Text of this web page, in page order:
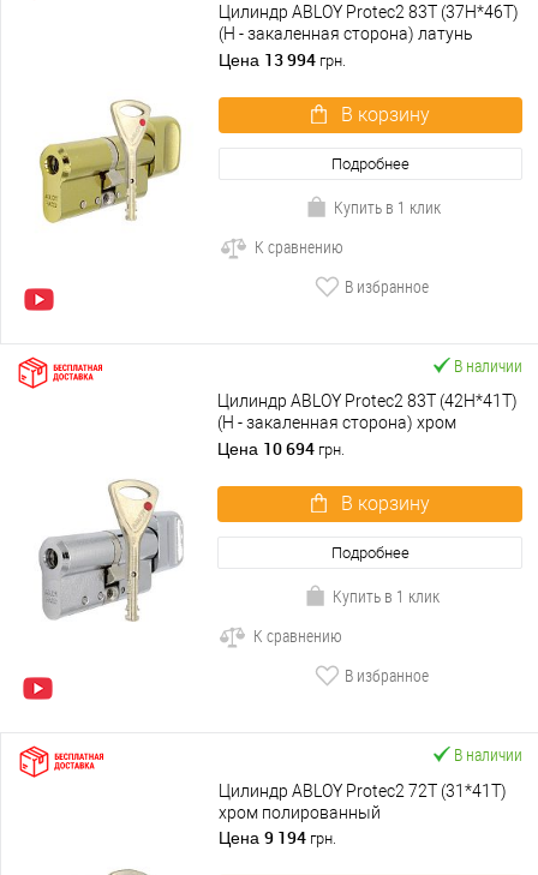
Цилиндр ABLOY Protec2 83T (37H*46T)
(H - закаленная сторона) латунь
полированная
Цена 13 994 грн.
В корзину
Подробнее
Купить в 1 клик
К сравнению
В избранное
В наличии
Цилиндр ABLOY Protec2 83T (42H*41T)
(H - закаленная сторона) хром
полированный
Цена 10 694 грн.
В корзину
Подробнее
Купить в 1 клик
К сравнению
В избранное
В наличии
Цилиндр ABLOY Protec2 72T (31*41T)
хром полированный
Цена 9 194 грн.